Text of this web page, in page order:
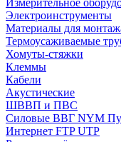
Измерительное
Электроинструменты
Материалы для
Термоусаживаемые
Хомуты-стяжки
Клеммы
Кабели
Акустические
ШВВП и ПВС
Силовые ВВГ NYM
Интернет FTP UTP